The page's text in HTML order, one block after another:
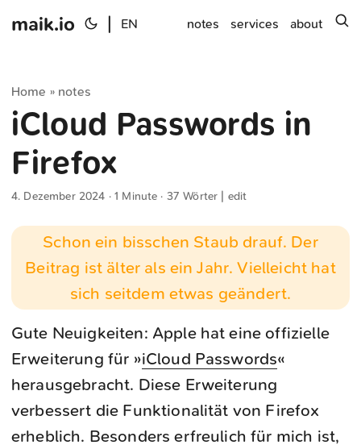
maik.io EN notes services about
Home » notes
iCloud Passwords in
Firefox
4. Dezember 2024 · 1 Minute · 37 Wörter | edit
Schon ein bisschen Staub drauf. Der
Beitrag ist älter als ein Jahr. Vielleicht hat
sich seitdem etwas geändert.
Gute Neuigkeiten: Apple hat eine offizielle
Erweiterung für »iCloud Passwords«
herausgebracht. Diese Erweiterung
verbessert die Funktionalität von Firefox
erheblich. Besonders erfreulich für mich ist,